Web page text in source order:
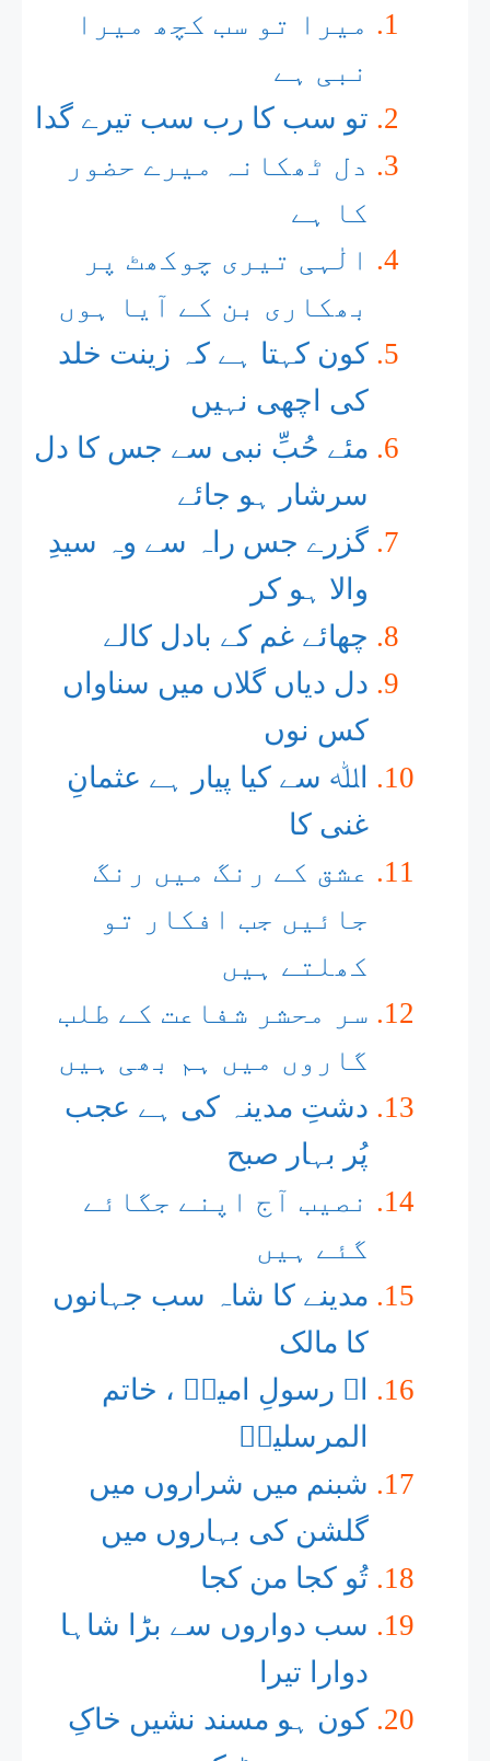
میرا تو سب کچھ میرا
نبی ہے
تو سب کا رب سب تیرے گدا
دل ٹھکانہ میرے حضور
کا ہے
الٰہی تیری چوکھٹ پر
بھکاری بن کے آیا ہوں
کون کہتا ہے کہ زینت خلد
کی اچھی نہیں
مئے حُبِّ نبی سے جس کا دل
سرشار ہو جائے
گزرے جس راہ سے وہ سیدِ
والا ہو کر
چھائے غم کے بادل کالے
دل دیاں گلاں میں سناواں
کس نوں
اﷲ سے کیا پیار ہے عثمانِ
غنی کا
عشق کے رنگ میں رنگ
جائیں جب افکار تو
کھلتے ہیں
سر محشر شفاعت کے طلب
گاروں میں ہم بھی ہیں
دشتِ مدینہ کی ہے عجب
پُر بہار صبح
نصیب آج اپنے جگائے
گئے ہیں
مدینے کا شاہ سب جہانوں
کا مالک
اے رسولِ امیںؐ ، خاتم
المرسلیںؐ
شبنم میں شراروں میں
گلشن کی بہاروں میں
تُو کجا من کجا
سب دواروں سے بڑا شاہا
دوارا تیرا
کون ہو مسند نشیں خاکِ